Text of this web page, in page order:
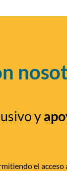
y
el acceso